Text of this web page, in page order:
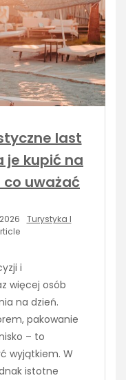
last
je kupić na
uważać
Turystyka I
i
więcej osób
na dzień.
pakowanie
– to
wyjątkiem. W
istotne